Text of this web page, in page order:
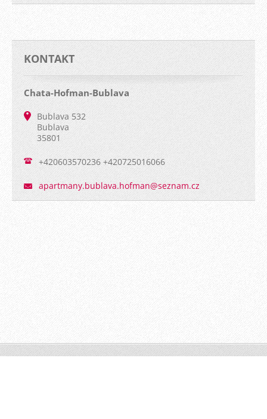
KONTAKT
Chata-Hofman-Bublava
Bublava 532
Bublava
35801
+420603570236 +420725016066
apartmany.bublava.hofman@seznam.cz